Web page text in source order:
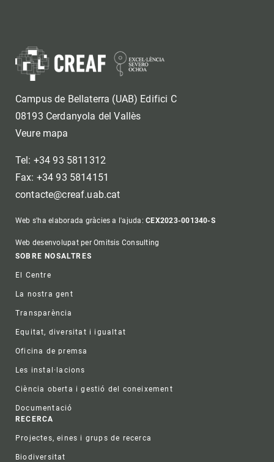
Campus de Bellaterra (UAB) Edifici C
08193 Cerdanyola del Vallès
Veure mapa
Tel: +34 93 5811312
Fax: +34 93 5814151
contacte@creaf.uab.cat
Web s'ha elaborada gràcies a l'ajuda:CEX2023-001340-S
Web desenvolupat per Omitsis Consulting
Footer
SOBRE NOSALTRES
El Centre
La nostra gent
Transparència
Equitat, diversitat i igualtat
Oficina de premsa
Les instal·lacions
Ciència oberta i gestió del coneixement
Documentació
RECERCA
Projectes, eines i grups de recerca
Biodiversitat